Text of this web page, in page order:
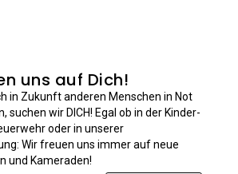
uns auf Dich!
in Zukunft anderen Menschen in Not
suchen wir DICH! Egal ob in der Kinder-
oder in unserer
Wir freuen uns immer auf neue
und Kameraden!